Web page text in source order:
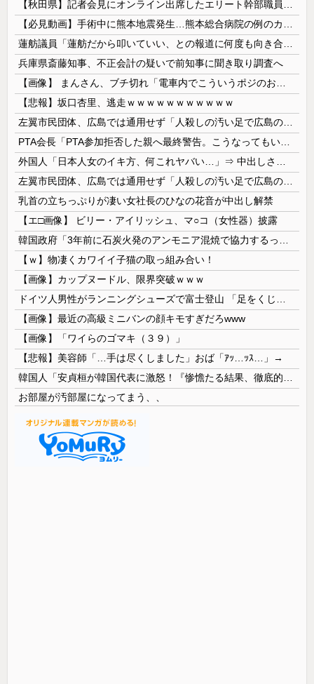
兵庫県斎藤知事、不正会計の疑いで前知事に聞き取り調査へ
【悲報】坂口杏里、逃走ｗｗｗｗｗｗｗｗｗｗｗ
乳首の立ちっぷりが凄い女社長のひなの花音が中出し解禁
【エ□画像】 ビリー・アイリッシュ、マ○コ（女性器）披露
【ｗ】物凄くカワイイ子猫の取っ組み合い！
【画像】カップヌードル、限界突破ｗｗｗ
【画像】最近の高級ミニバンの顔キモすぎだろwww
【画像】「ワイらのゴマキ（３９）」
【悲報】美容師「…手は尽くしました」おば「ｱｯ…ｯｽ…」→
お部屋が汚部屋になってまう、、